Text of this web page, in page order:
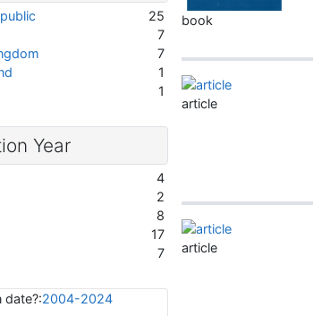
book
article
article
25
7
7
1
1
Year
4
2
8
17
7
date?:2004-2024